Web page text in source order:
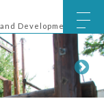
Development